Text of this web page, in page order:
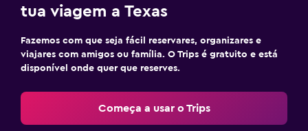
tua viagem a Texas
Fazemos com que seja fácil reservares, organizares e
viajares com amigos ou família. O Trips é gratuito e está
disponível onde quer que reserves.
Começa a usar o Trips